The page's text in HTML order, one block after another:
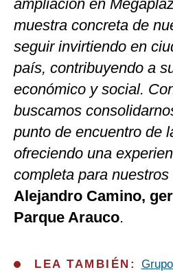
ampliación en
muestra concreta de
seguir invirtiendo en
país, contribuyendo a
económico y social.
buscamos
punto de encuentro de
ofreciendo una
completa para nuestros
Alejandro Camino,
Parque Arauco.
LEA TAMBIÉN: